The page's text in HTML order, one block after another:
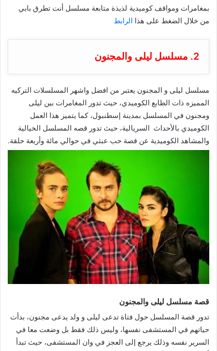
بمغامرات ومواقف كوميدية لذيذة متابعة مسلسل أنت تطرق بابي
من خلال الضغط على هذا الرابط
2. مسلسل ليلى والمجنون
مسلسل ليلى و المجنون يعتبر من افضل واشهر المسلسلات التركيه
المميزه ذات الطابع الكوميدي، حيث تدور المغامرات بين ليلى
ومجنون في المسلسل بمدينة إسطنبول، كما يتميز هذا العمل
الكوميدي بالأحداث السريالية، حيث تدور قصه المسلسل الخيالية
والمشاهد الكوميدية عن قصة حب عبثي في حوالي مائة وأربعة حلقة.
قصة مسلسل ليلى والمجنون
تدور قصة المسلسل حول فتاة تدعى ليلى و ولد يدعى مجنون، بدأت
حياتهم في المستشفى نفسها، وليس ذلك فقط بل وضعت معا في
السرير نفسه وذلك يرجع إلى العجز في وان المستشفى، حيث تبدأ